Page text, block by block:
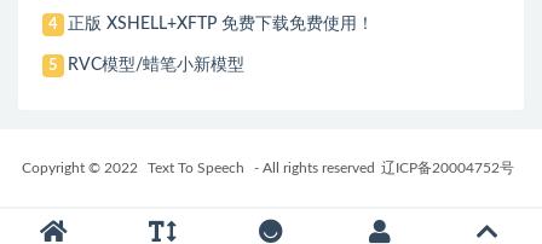
4 正版 XSHELL+XFTP 免费下载免费使用！
5 RVC模型/蜡笔小新模型
Copyright © 2022 Text To Speech - All rights reserved 辽ICP备20004752号